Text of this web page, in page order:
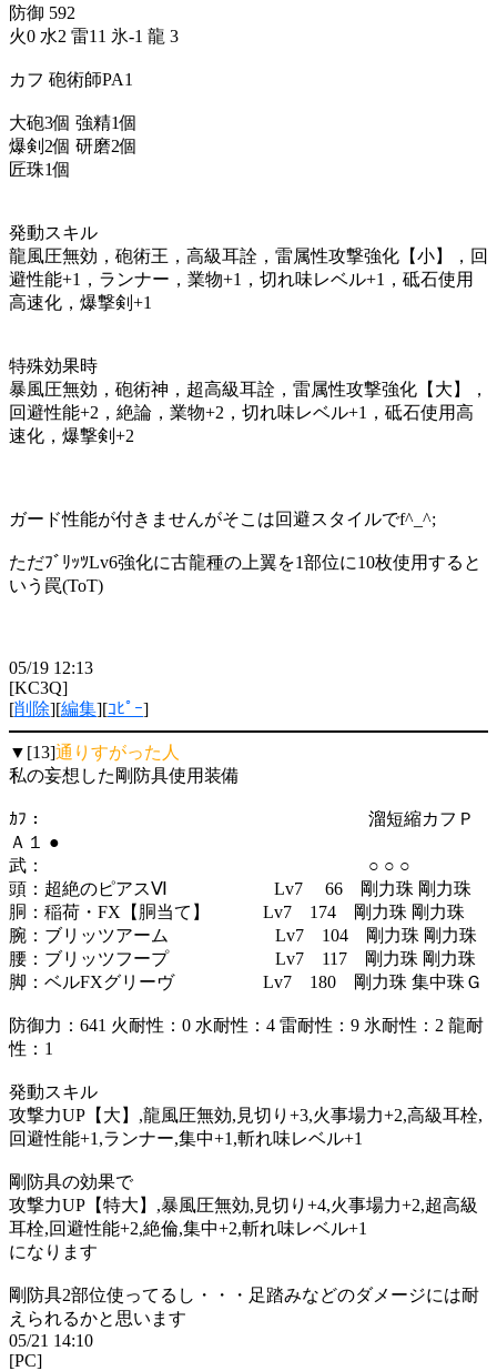
防御 592
火0 水2 雷11 氷-1 龍 3
カフ 砲術師PA1
大砲3個 強精1個
爆剣2個 研磨2個
匠珠1個
発動スキル
龍風圧無効，砲術王，高級耳詮，雷属性攻撃強化【小】，回
避性能+1，ランナー，業物+1，切れ味レベル+1，砥石使用
高速化，爆撃剣+1
特殊効果時
暴風圧無効，砲術神，超高級耳詮，雷属性攻撃強化【大】，
回避性能+2，絶論，業物+2，切れ味レベル+1，砥石使用高
速化，爆撃剣+2
ガード性能が付きませんがそこは回避スタイルでf^_^;
ただﾌﾞﾘｯﾂLv6強化に古龍種の上翼を1部位に10枚使用すると
いう罠(ToT)
05/19 12:13
[KC3Q]
[削除][編集][ｺﾋﾟｰ]
▼[13]通りすがった人
私の妄想した剛防具使用装備
ｶﾌ： 溜短縮カフＰ
Ａ１ ●
武： ○ ○ ○
頭：超絶のピアスⅥ Lv7 66 剛力珠 剛力珠
胴：稲荷・FX【胴当て】 Lv7 174 剛力珠 剛力珠
腕：ブリッツアーム Lv7 104 剛力珠 剛力珠
腰：ブリッツフープ Lv7 117 剛力珠 剛力珠
脚：ベルFXグリーヴ Lv7 180 剛力珠 集中珠Ｇ
防御力：641 火耐性：0 水耐性：4 雷耐性：9 氷耐性：2 龍耐
性：1
発動スキル
攻撃力UP【大】,龍風圧無効,見切り+3,火事場力+2,高級耳栓,
回避性能+1,ランナー,集中+1,斬れ味レベル+1
剛防具の効果で
攻撃力UP【特大】,暴風圧無効,見切り+4,火事場力+2,超高級
耳栓,回避性能+2,絶倫,集中+2,斬れ味レベル+1
になります
剛防具2部位使ってるし・・・足踏みなどのダメージには耐
えられるかと思います
05/21 14:10
[PC]